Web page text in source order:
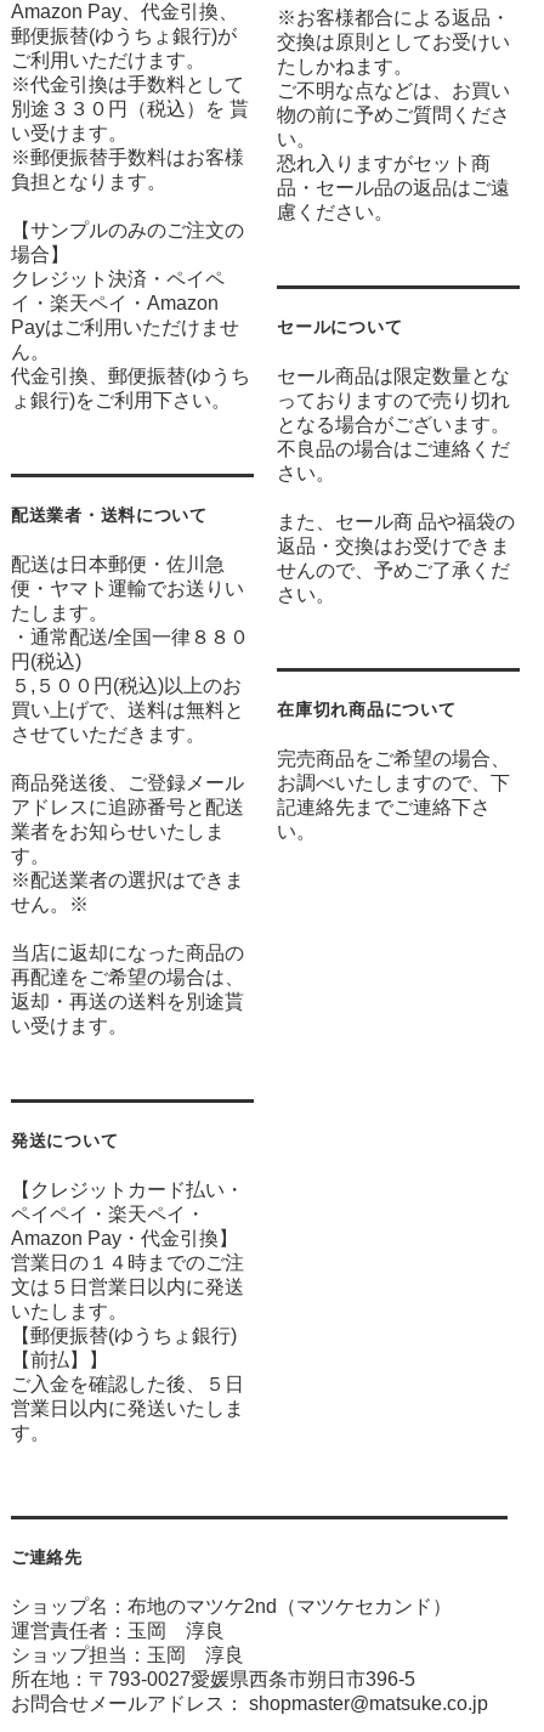
Amazon Pay、代金引換、
郵便振替(ゆうちょ銀行)が
ご利用いただけます。
※代金引換は手数料として
別途３３０円（税込）を 貰
い受けます。
※郵便振替手数料はお客様
負担となります。
【サンプルのみのご注文の
場合】
クレジット決済・ペイペ
イ・楽天ペイ・Amazon
Payはご利用いただけませ
ん。
代金引換、郵便振替(ゆうち
ょ銀行)をご利用下さい。
配送業者・送料について
配送は日本郵便・佐川急
便・ヤマト運輸でお送りい
たします。
・通常配送/全国一律８８０
円(税込)
５,５００円(税込)以上のお
買い上げで、送料は無料と
させていただきます。
商品発送後、ご登録メール
アドレスに追跡番号と配送
業者をお知らせいたしま
す。
※配送業者の選択はできま
せん。※
当店に返却になった商品の
再配達をご希望の場合は、
返却・再送の送料を別途貰
い受けます。
発送について
【クレジットカード払い・
ペイペイ・楽天ペイ・
Amazon Pay・ 代金引換】
営業日の１４時までのご注
文は５日営業日以内に発送
いたします。
【郵便振替(ゆうちょ銀行)
【前払】】
ご入金を確認した後、５日
営業日以内に発送いたしま
す。
※お客様都合による返品・
交換は原則としてお受けい
たしかねます。
ご不明な点などは、お買い
物の前に予めご質問くださ
い。
恐れ入りますがセット商
品・セール品の返品はご遠
慮ください。
セールについて
セール商品は限定数量とな
っておりますので売り切れ
となる場合がございます。
不良品の場合はご連絡くだ
さい。
また、セール商 品や福袋の
返品・交換はお受けできま
せんので、予めご了承くだ
さい。
在庫切れ商品について
完売商品をご希望の場合、
お調べいたしますので、下
記連絡先までご連絡下さ
い。
ご連絡先
ショップ名：布地のマツケ2nd（マツケセカンド）
運営責任者：玉岡 淳良
ショップ担当：玉岡 淳良
所在地：〒793-0027愛媛県西条市朔日市396-5
お問合せメールアドレス： shopmaster@matsuke.co.jp